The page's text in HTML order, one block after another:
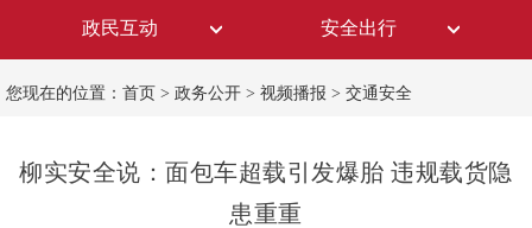
政民互动 安全出行
您现在的位置： 首页 > 政务公开 > 视频播报 > 交通安全
柳实安全说：面包车超载引发爆胎 违规载货隐
患重重